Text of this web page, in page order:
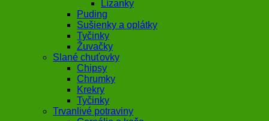
Lízanky
Puding
Sušienky a oplátky
Tyčinky
Žuvačky
Slané chuťovky
Chipsy
Chrumky
Krekry
Tyčinky
Trvanlivé potraviny